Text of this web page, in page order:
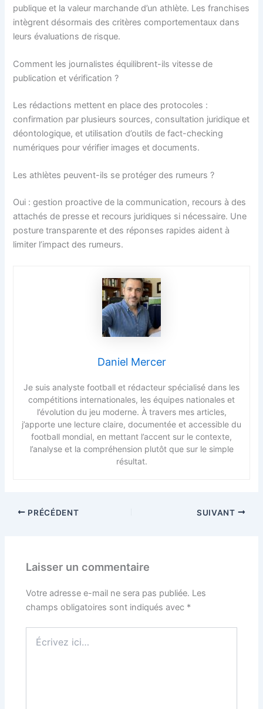
publique et la valeur marchande d’un athlète. Les franchises
intègrent désormais des critères comportementaux dans
leurs évaluations de risque.
Comment les journalistes équilibrent-ils vitesse de
publication et vérification ?
Les rédactions mettent en place des protocoles :
confirmation par plusieurs sources, consultation juridique et
déontologique, et utilisation d’outils de fact-checking
numériques pour vérifier images et documents.
Les athlètes peuvent-ils se protéger des rumeurs ?
Oui : gestion proactive de la communication, recours à des
attachés de presse et recours juridiques si nécessaire. Une
posture transparente et des réponses rapides aident à
limiter l’impact des rumeurs.
Daniel Mercer
Je suis analyste football et rédacteur spécialisé dans les
compétitions internationales, les équipes nationales et
l’évolution du jeu moderne. À travers mes articles,
j’apporte une lecture claire, documentée et accessible du
football mondial, en mettant l’accent sur le contexte,
l’analyse et la compréhension plutôt que sur le simple
résultat.
PRÉCÉDENT SUIVANT
Laisser un commentaire
Votre adresse e-mail ne sera pas publiée. Les
champs obligatoires sont indiqués avec *
ici…